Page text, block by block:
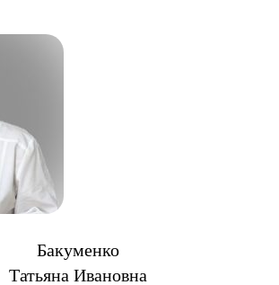
Бакуменко
Татьяна Ивановна